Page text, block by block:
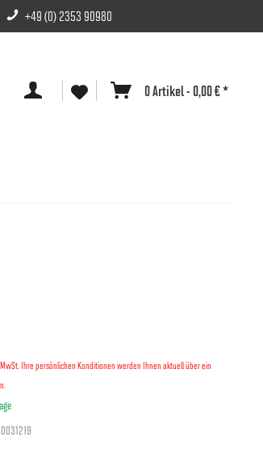
+49 (0) 2353 90980
0 Artikel - 0,00 € *
Ihre persönlichen Konditionen werden Ihnen aktuell über ein